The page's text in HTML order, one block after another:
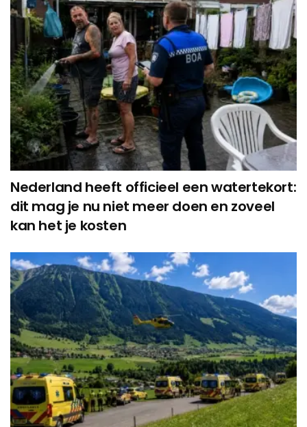
Nederland heeft officieel een watertekort:
dit mag je nu niet meer doen en zoveel
kan het je kosten